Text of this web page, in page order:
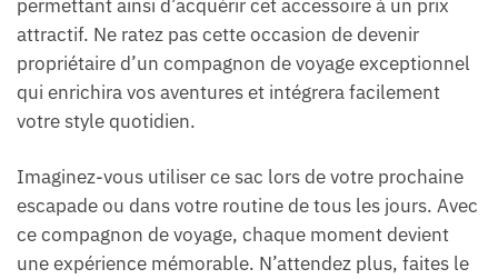
permettant ainsi d’acquérir cet accessoire à un prix
attractif. Ne ratez pas cette occasion de devenir
propriétaire d’un compagnon de voyage exceptionnel
qui enrichira vos aventures et intégrera facilement
votre style quotidien.
Imaginez-vous utiliser ce sac lors de votre prochaine
escapade ou dans votre routine de tous les jours. Avec
ce compagnon de voyage, chaque moment devient
une expérience mémorable. N’attendez plus, faites le